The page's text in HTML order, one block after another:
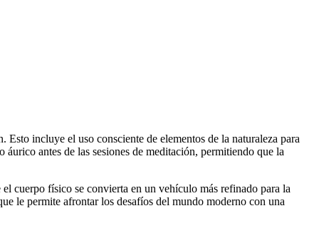
incluye el uso consciente de elementos de la naturaleza para
áurico antes de las sesiones de meditación, permitiendo que la
el cuerpo físico se convierta en un vehículo más refinado para la
le permite afrontar los desafíos del mundo moderno con una